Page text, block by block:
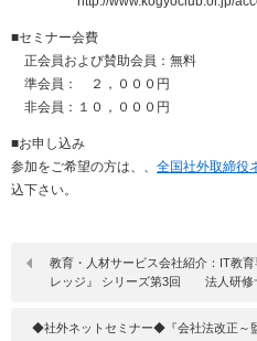
■セミナー会費
正会員および賛助会員：無料
準会員： ２，０００円
非会員：１０，０００円
■お申し込み
参加をご希望の方は、、 全国社外取締役
込下さい。
教育・人材サービス会社紹介：IT教
レッジ』 シリーズ第3回 法人研修
◆社外ネットセミナー◆『会社法改正～